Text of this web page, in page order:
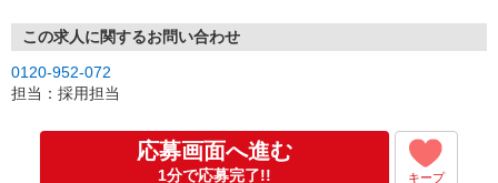
*当社の正社員としてご入社いただきます。
*辞令の授与、オリエンテーションをお受けいただきます。
▼配属先の決定（★）
*当社が配属先を決定します。
▼就業開始
*配属先にて、当社の派遣スタッフとしてご就業いただきます。
この求人に関するお問い合わせ
0120-952-072
担当：採用担当
応募画面へ進む
1分で応募完了!! キープ